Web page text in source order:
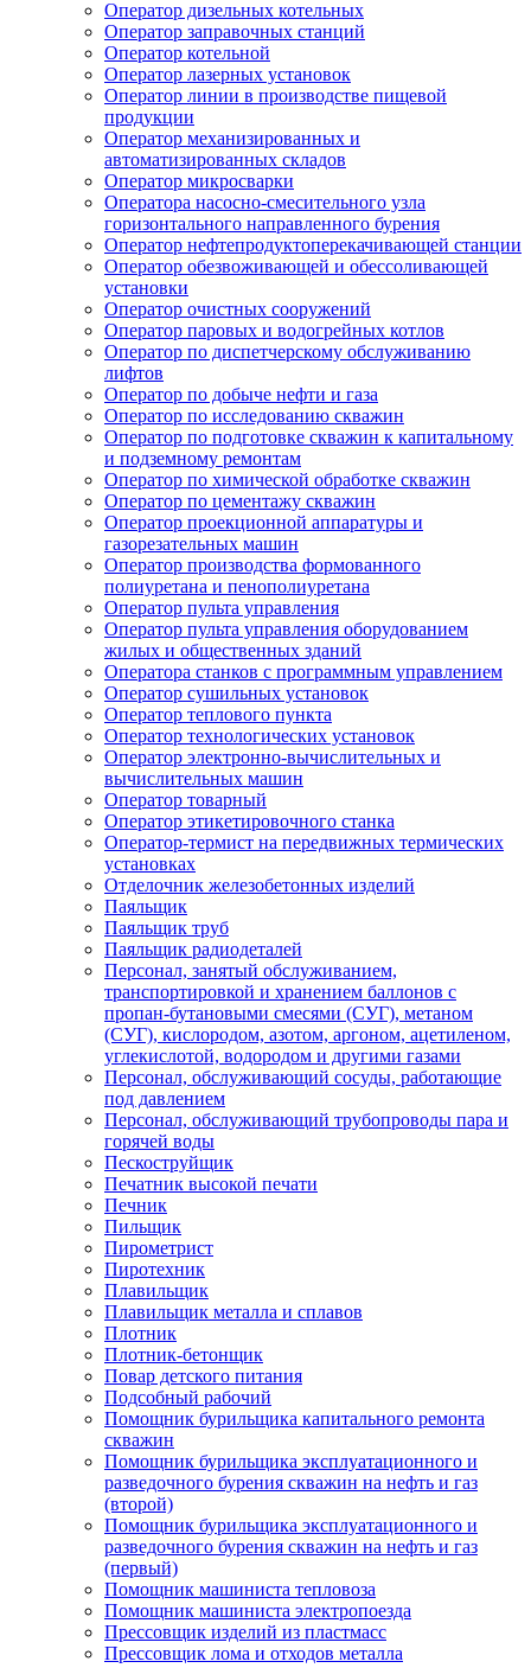
Оператор дизельных котельных
Оператор заправочных станций
Оператор котельной
Оператор лазерных установок
Оператор линии в производстве пищевой
продукции
Оператор механизированных и
автоматизированных складов
Оператор микросварки
Оператора насосно-смесительного узла
горизонтального направленного бурения
Оператор нефтепродуктоперекачивающей станции
Оператор обезвоживающей и обессоливающей
установки
Оператор очистных сооружений
Оператор паровых и водогрейных котлов
Оператор по диспетчерскому обслуживанию
лифтов
Оператор по добыче нефти и газа
Оператор по исследованию скважин
Оператор по подготовке скважин к капитальному
и подземному ремонтам
Оператор по химической обработке скважин
Оператор по цементажу скважин
Оператор проекционной аппаратуры и
газорезательных машин
Оператор производства формованного
полиуретана и пенополиуретана
Оператор пульта управления
Оператор пульта управления оборудованием
жилых и общественных зданий
Оператора станков с программным управлением
Оператор сушильных установок
Оператор теплового пункта
Оператор технологических установок
Оператор электронно-вычислительных и
вычислительных машин
Оператор товарный
Оператор этикетировочного станка
Оператор-термист на передвижных термических
установках
Отделочник железобетонных изделий
Паяльщик
Паяльщик труб
Паяльщик радиодеталей
Персонал, занятый обслуживанием,
транспортировкой и хранением баллонов с
пропан-бутановыми смесями (СУГ), метаном
(СУГ), кислородом, азотом, аргоном, ацетиленом,
углекислотой, водородом и другими газами
Персонал, обслуживающий сосуды, работающие
под давлением
Персонал, обслуживающий трубопроводы пара и
горячей воды
Пескоструйщик
Печатник высокой печати
Печник
Пильщик
Пирометрист
Пиротехник
Плавильщик
Плавильщик металла и сплавов
Плотник
Плотник-бетонщик
Повар детского питания
Подсобный рабочий
Помощник бурильщика капитального ремонта
скважин
Помощник бурильщика эксплуатационного и
разведочного бурения скважин на нефть и газ
(второй)
Помощник бурильщика эксплуатационного и
разведочного бурения скважин на нефть и газ
(первый)
Помощник машиниста тепловоза
Помощник машиниста электропоезда
Прессовщик изделий из пластмасс
Прессовщик лома и отходов металла